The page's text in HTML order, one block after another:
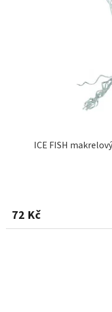
ICE FISH
72 Kč